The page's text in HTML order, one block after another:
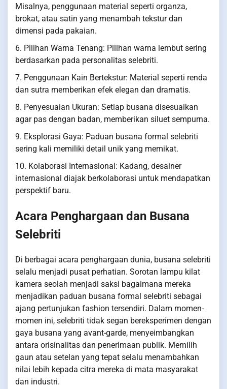
Misalnya, penggunaan material seperti organza,
brokat, atau satin yang menambah tekstur dan
dimensi pada pakaian.
6. Pilihan Warna Tenang: Pilihan warna lembut sering
berdasarkan pada personalitas selebriti.
7. Penggunaan Kain Bertekstur: Material seperti renda
dan sutra memberikan efek elegan dan dramatis.
8. Penyesuaian Ukuran: Setiap busana disesuaikan
agar pas dengan badan, memberikan siluet sempurna.
9. Eksplorasi Gaya: Paduan busana formal selebriti
sering kali memiliki detail unik yang memikat.
10. Kolaborasi Internasional: Kadang, desainer
internasional diajak berkolaborasi untuk mendapatkan
perspektif baru.
Acara Penghargaan dan Busana
Selebriti
Di berbagai acara penghargaan dunia, busana selebriti
selalu menjadi pusat perhatian. Sorotan lampu kilat
kamera seolah menjadi saksi bagaimana mereka
menjadikan paduan busana formal selebriti sebagai
ajang pertunjukan fashion tersendiri. Dalam momen-
momen ini, selebriti tidak segan bereksperimen dengan
gaya busana yang avant-garde, menyeimbangkan
antara orisinalitas dan penerimaan publik. Memilih
gaun atau setelan yang tepat selalu menambahkan
nilai lebih kepada citra mereka di mata masyarakat
dan industri.